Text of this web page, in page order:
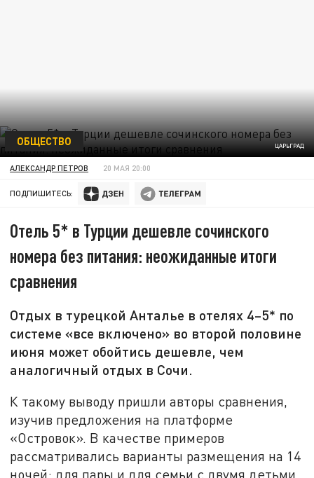
ЦАРЬГРАД
ОБЩЕСТВО
АЛЕКСАНДР ПЕТРОВ 20 МАЯ 20:00
ПОДПИШИТЕСЬ:
Отель 5* в Турции дешевле сочинского
номера без питания: неожиданные итоги
сравнения
Отдых в турецкой Анталье в отелях 4–5* по
системе «все включено» во второй половине
июня может обойтись дешевле, чем
аналогичный отдых в Сочи.
К такому выводу пришли авторы сравнения,
изучив предложения на платформе
«Островок». В качестве примеров
рассматривались варианты размещения на 14
ночей: для пары и для семьи с двумя детьми